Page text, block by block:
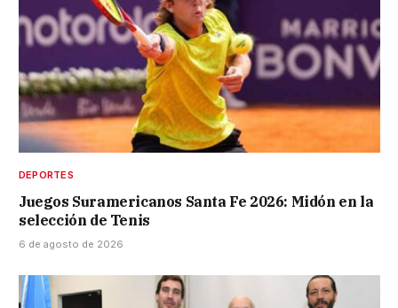
DEPORTES
Juegos Suramericanos Santa Fe 2026: Midón en la
selección de Tenis
6 de agosto de 2026